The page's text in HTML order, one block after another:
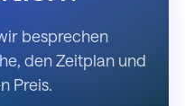
besprechen
den Zeitplan und
Preis.